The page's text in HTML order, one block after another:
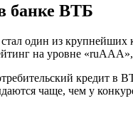
банке ВТБ
один из
на уровне «ruAAA»,
кредит
чаще, чем у